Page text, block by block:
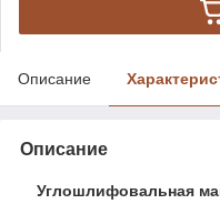
Описание
Описание
Углошлифовальная